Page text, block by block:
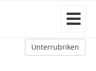
Unterrubriken